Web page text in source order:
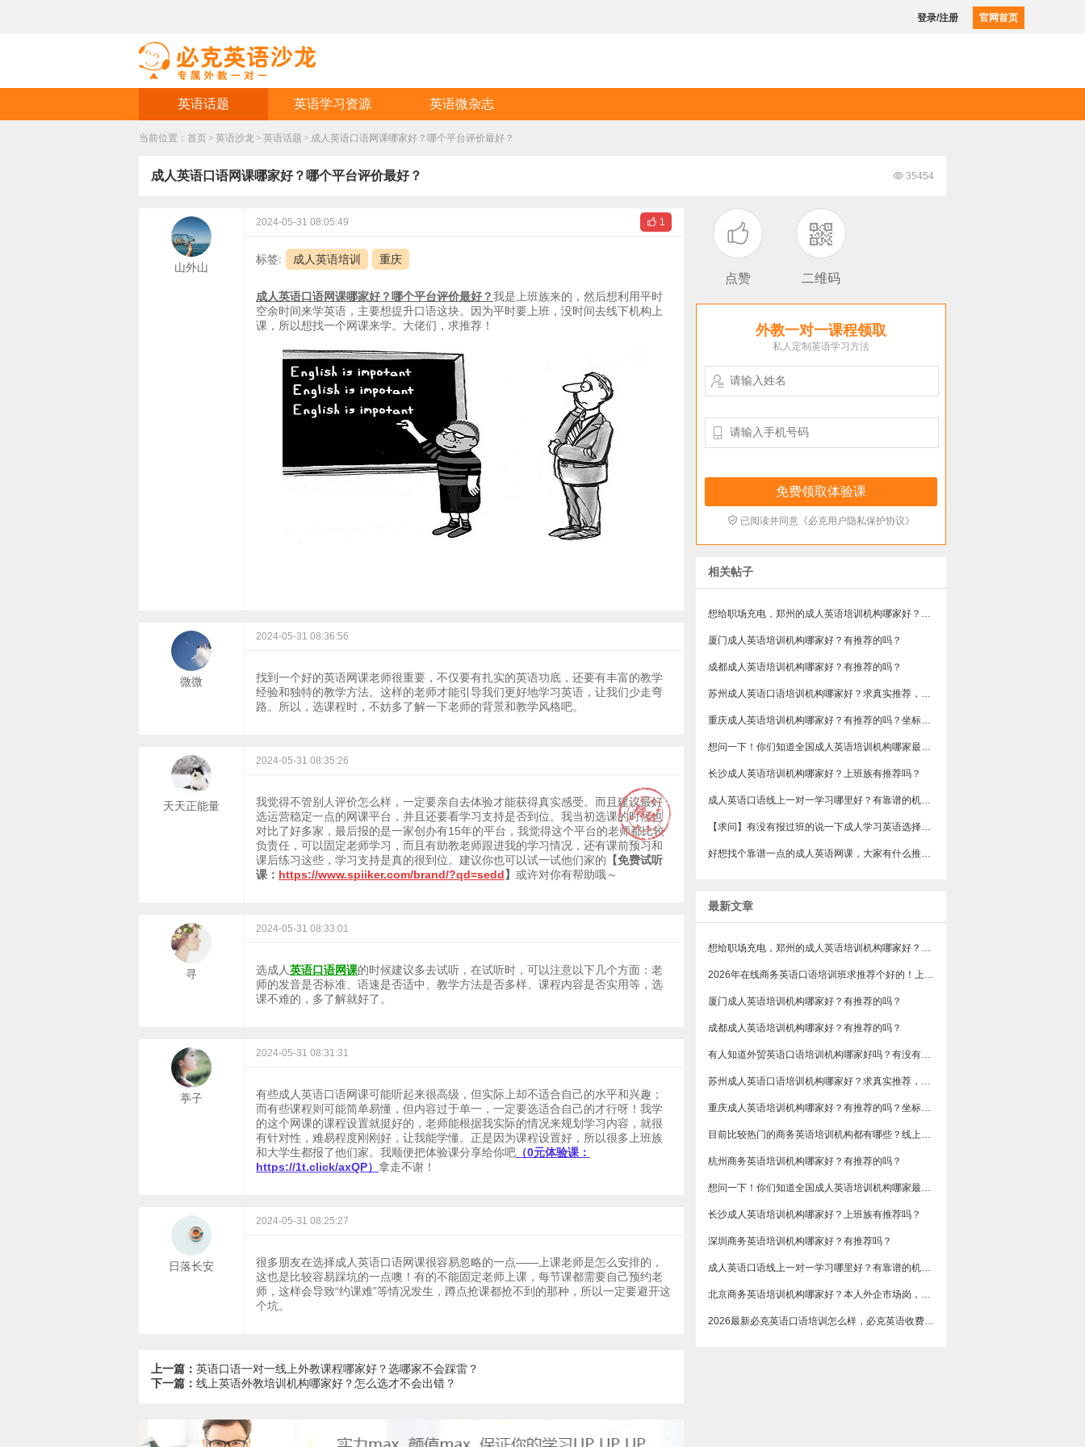
登录/注册 官网首页
英语话题 英语学习资源 英语微杂志
当前位置： 首页 > 英语沙龙 > 英语话题 > ​成人英语口语网课哪家好？哪个平台评价最好？
 35454
​成人英语口语网课哪家好？哪个平台评价最好？

点赞 二维码
外教一对一课程领取
私人定制英语学习方法


 已阅读并同意《必克用户隐私保护协议》
相关帖子
想给职场充电，郑州的成人英语培训机构哪家好？求真实体验，广告勿扰，感谢！
厦门成人英语培训机构哪家好？有推荐的吗？
成都成人英语培训机构哪家好？有推荐的吗？
苏州成人英语口语培训机构哪家好？求真实推荐，广告勿扰，谢谢！
重庆成人英语培训机构哪家好？有推荐的吗？坐标重庆，目前在解放碑一家外贸公司做跟单
想问一下！你们知道全国成人英语培训机构哪家最好吗？收费多少呢？
长沙成人英语培训机构哪家好？上班族有推荐吗？
成人英语口语线上一对一学习哪里好？有靠谱的机构可以推荐吗？
【求问】有没有报过班的说一下成人学习英语选择哪个机构？
好想找个靠谱一点的成人英语网课，大家有什么推荐吗？
最新文章
想给职场充电，郑州的成人英语培训机构哪家好？求真实体验，广告勿扰，感谢！
2026年在线商务英语口语培训班求推荐个好的！上班族急需，哪家好？
厦门成人英语培训机构哪家好？有推荐的吗？
成都成人英语培训机构哪家好？有推荐的吗？
有人知道外贸英语口语培训机构哪家好吗？有没有排行榜参考一下？最好说下费用
苏州成人英语口语培训机构哪家好？求真实推荐，广告勿扰，谢谢！
重庆成人英语培训机构哪家好？有推荐的吗？坐标重庆，目前在解放碑一家外贸公司做跟单
目前比较热门的商务英语培训机构都有哪些？线上好吗？还是线下呢？
杭州商务英语培训机构哪家好？有推荐的吗？
想问一下！你们知道全国成人英语培训机构哪家最好吗？收费多少呢？
长沙成人英语培训机构哪家好？上班族有推荐吗？
深圳商务英语培训机构哪家好？有推荐吗？
成人英语口语线上一对一学习哪里好？有靠谱的机构可以推荐吗？
​北京商务英语培训机构哪家好？本人外企市场岗，急需提升谈判和汇报口语，求真实体验分享，广告勿扰，谢谢
2026最新必克英语口语培训怎么样，必克英语收费价格多少？
山外山
 1
2024-05-31 08:05:49
标签: 成人英语培训 重庆
成人英语口语网课哪家好？哪个平台评价最好？我是上班族来的，然后想利用平时
空余时间来学英语，主要想提升口语这块。因为平时要上班，没时间去线下机构上
课，所以想找一个网课来学。大佬们，求推荐！
微微
2024-05-31 08:36:56
找到一个好的英语网课老师很重要，不仅要有扎实的英语功底，还要有丰富的教学
经验和独特的教学方法。这样的老师才能引导我们更好地学习英语，让我们少走弯
路。所以，选课程时，不妨多了解一下老师的背景和教学风格吧。
天天正能量
2024-05-31 08:35:26
我觉得不管别人评价怎么样，一定要亲自去体验才能获得真实感受。而且建议最好
选运营稳定一点的网课平台，并且还要看学习支持是否到位。我当初选课的时候也
对比了好多家，最后报的是一家创办有15年的平台，我觉得这个平台的老师都比较
负责任，可以固定老师学习，而且有助教老师跟进我的学习情况，还有课前预习和
课后练习这些，学习支持是真的很到位。建议你也可以试一试他们家的 【免费试听
课： https://www.spiiker.com/brand/?qd=sedd】 或许对你有帮助哦～
寻
2024-05-31 08:33:01
选成人英语口语网课的时候建议多去试听，在试听时，可以注意以下几个方面：老
师的发音是否标准、语速是否适中、教学方法是否多样、课程内容是否实用等，选
课不难的，多了解就好了。
葶子
2024-05-31 08:31:31
有些成人英语口语网课可能听起来很高级，但实际上却不适合自己的水平和兴趣；
而有些课程则可能简单易懂，但内容过于单一，一定要选适合自己的才行呀！我学
的这个网课的课程设置就挺好的，老师能根据我实际的情况来规划学习内容，就很
有针对性，难易程度刚刚好，让我能学懂。正是因为课程设置好，所以很多上班族
和大学生都报了他们家。我顺便把体验课分享给你吧 （0元体验课：
https://1t.click/axQP） 拿走不谢！
日落长安
2024-05-31 08:25:27
很多朋友在选择成人英语口语网课很容易忽略的一点——上课老师是怎么安排的，
这也是比较容易踩坑的一点噢！有的不能固定老师上课，每节课都需要自己预约老
师，这样会导致“约课难”等情况发生，蹲点抢课都抢不到的那种，所以一定要避开这
个坑。
上一篇： 英语口语一对一线上外教课程哪家好？选哪家不会踩雷？
下一篇： ​线上英语外教培训机构哪家好？怎么选才不会出错？